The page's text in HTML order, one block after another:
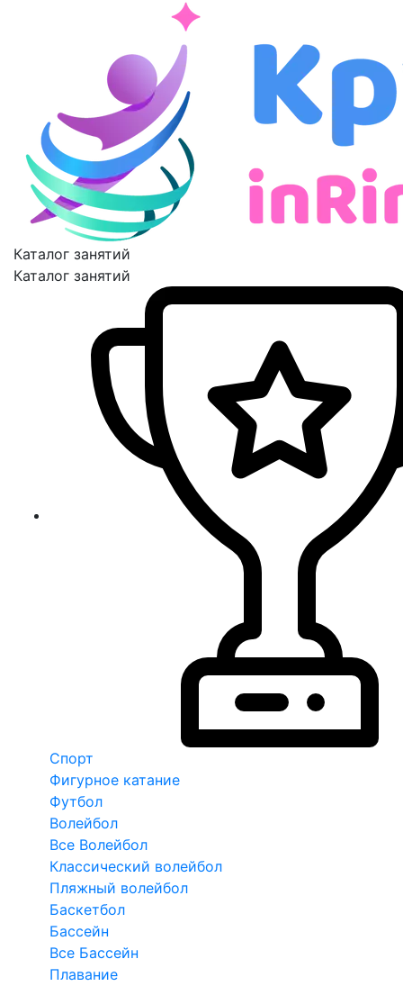
Каталог занятий
Каталог занятий
Спорт
Фигурное катание
Футбол
Волейбол
Все Волейбол
Классический волейбол
Пляжный волейбол
Баскетбол
Бассейн
Все Бассейн
Плавание